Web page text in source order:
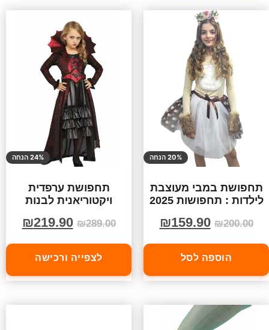
20% הנחה
תחפושת במבי מעוצבת
לילדות : תחפושות 2025
₪200.00
₪159.90
הוספה לסל
24% הנחה
תחפושת ערפדית
ויקטוריאנית לבנות
₪289.00
₪219.90
לצפייה ורכישה